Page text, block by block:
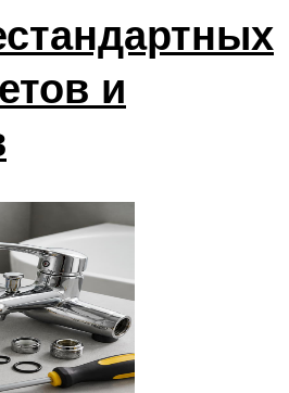
и